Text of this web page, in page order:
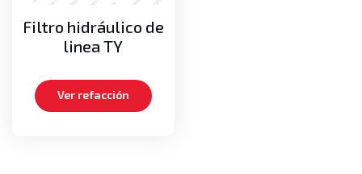
Poleas guías de mangueras
Motor
Aros dentados
Bielas
Carteras de empaques, Kits de empaques
Filtro hidráulico de
linea TY
Ver refacción